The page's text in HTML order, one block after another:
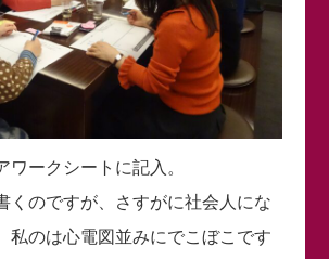
ワークシートに記入。
くのですが、さすがに社会人にな
私のは心電図並みにでこぼこです